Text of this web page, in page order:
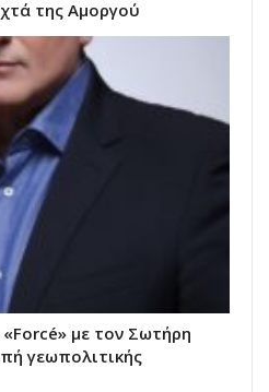
της Αμοργού
«Forcé» με τον Σωτήρη
γεωπολιτικής